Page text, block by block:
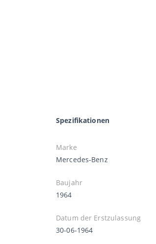
Spezifikationen
Marke
Mercedes-Benz
Baujahr
1964
Datum der Erstzulassung
30-06-1964